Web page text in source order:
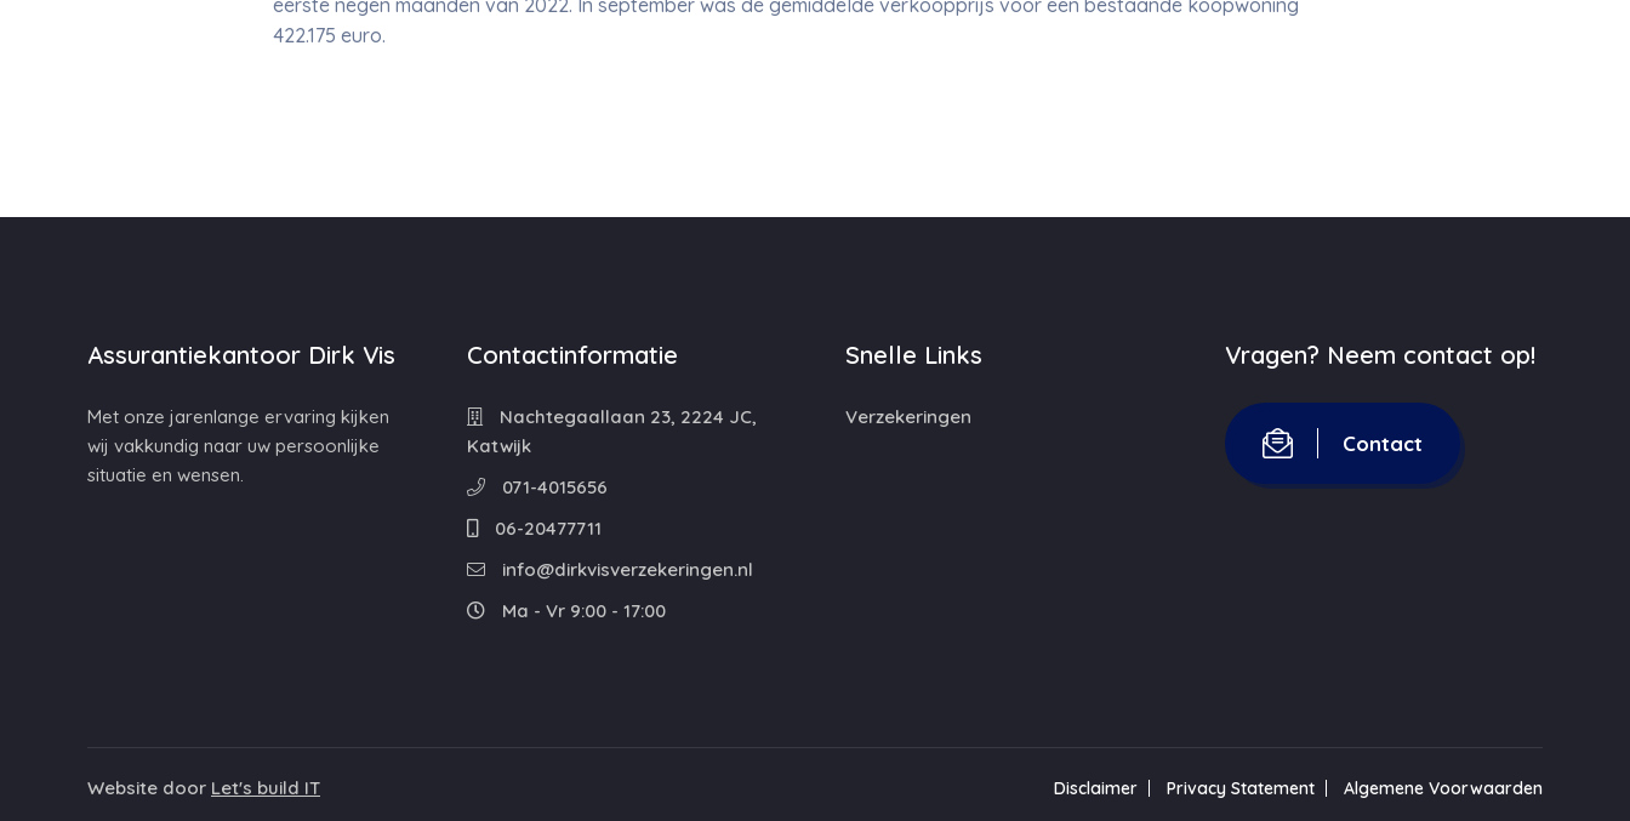
eerste negen maanden van 2022. In september was de gemiddelde verkoopprijs voor een bestaande koopwoning
422.175 euro.
Assurantiekantoor Dirk Vis
Met onze jarenlange ervaring kijken
wij vakkundig naar uw persoonlijke
situatie en wensen.
Contactinformatie
Nachtegaallaan 23, 2224 JC,
Katwijk
071-4015656
06-20477711
info@dirkvisverzekeringen.nl
Ma - Vr 9:00 - 17:00
Snelle Links
Verzekeringen
Vragen? Neem contact op!
Contact
Website door Let's build IT Disclaimer Privacy Statement Algemene Voorwaarden